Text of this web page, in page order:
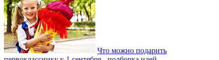
Что можно подарить